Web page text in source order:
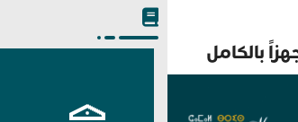
بالكامل